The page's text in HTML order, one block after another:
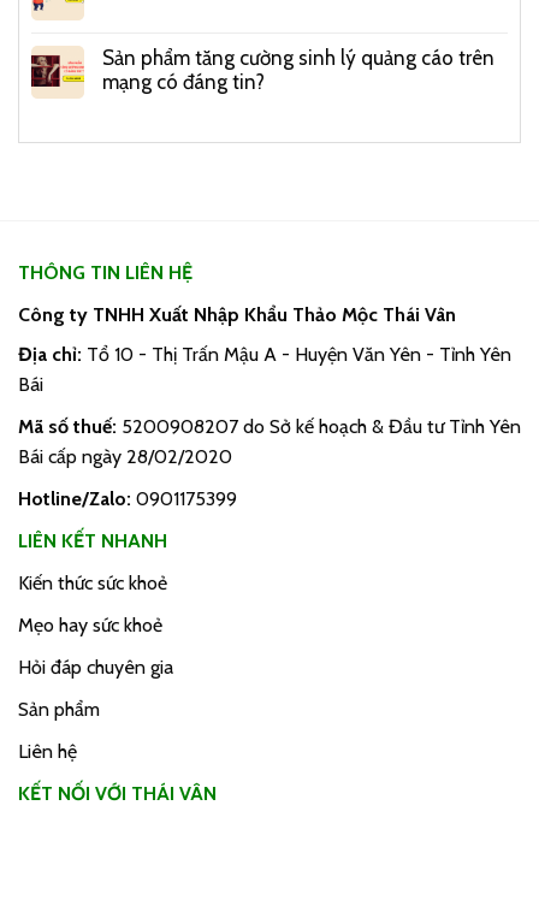
Sản phẩm tăng cường sinh lý quảng cáo trên
mạng có đáng tin?
THÔNG TIN LIÊN HỆ
Công ty TNHH Xuất Nhập Khẩu Thảo Mộc Thái Vân
Địa chỉ: Tổ 10 - Thị Trấn Mậu A - Huyện Văn Yên - Tỉnh Yên
Bái
Mã số thuế: 5200908207 do Sở kế hoạch & Đầu tư Tỉnh Yên
Bái cấp ngày 28/02/2020
Hotline/Zalo: 0901175399
LIÊN KẾT NHANH
Kiến thức sức khoẻ
Mẹo hay sức khoẻ
Hỏi đáp chuyên gia
Sản phẩm
Liên hệ
KẾT NỐI VỚI THÁI VÂN